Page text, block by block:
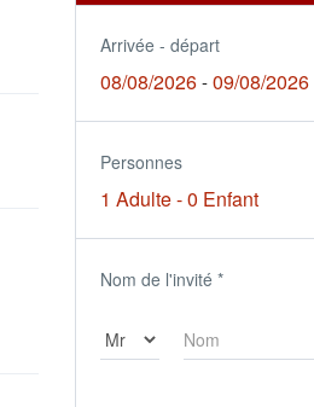
Arrivée - départ
08/08/2026-09/08/2026
Personnes
1 Adulte-0 Enfant
Nom de l'invité *